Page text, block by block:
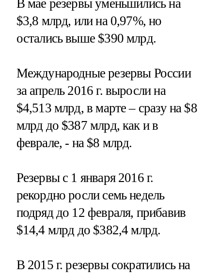
В мае резервы уменьшились на
$3,8 млрд, или на 0,97%, но
остались выше $390 млрд.
Международные резервы России
за апрель 2016 г. выросли на
$4,513 млрд, в марте – сразу на $8
млрд до $387 млрд, как и в
феврале, - на $8 млрд.
Резервы с 1 января 2016 г.
рекордно росли семь недель
подряд до 12 февраля, прибавив
$14,4 млрд до $382,4 млрд.
В 2015 г. резервы сократились на